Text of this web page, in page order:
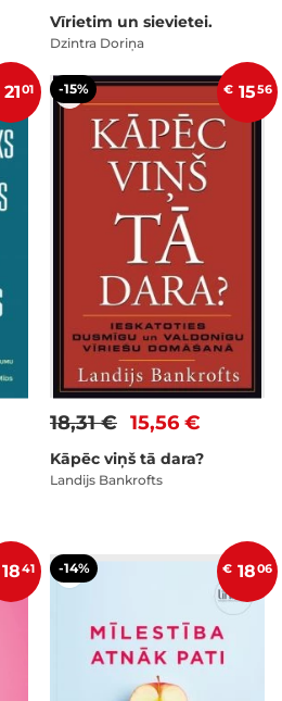
Vīrietim un sievietei.
Dzintra Doriņa
2101 -15% € 1556
15,56 €
18,31 €
Kāpēc viņš tā dara?
Landijs Bankrofts
1841 -14% € 1806